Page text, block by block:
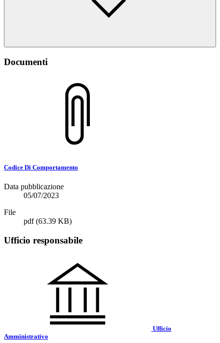
Documenti
Codice Di Comportamento
Data pubblicazione
05/07/2023
File
pdf(63.39 KB)
Ufficio responsabile
Ufficio
Amministrativo